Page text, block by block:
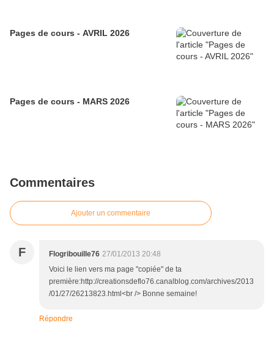
Pages de cours - AVRIL 2026
Pages de cours - MARS 2026
Commentaires
Ajouter un commentaire
F Flogribouille76 27/01/2013 20:48
Voici le lien vers ma page "copiée" de ta
première:http://creationsdeflo76.canalblog.com/archives/2013
/01/27/26213823.html<br /> Bonne semaine!
Répondre